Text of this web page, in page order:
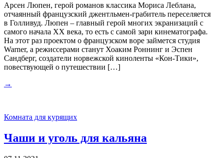
Арсен Люпен, герой романов классика Мориса Леблана,
отчаянный французский джентльмен-грабитель переселяется
в Голливуд. Люпен – главный герой многих экранизаций с
самого начала ХХ века, то есть с самой зари кинематографа.
На этот раз проектом о французском воре займется студия
Warner, а режиссерами станут Хоаким Роннинг и Эспен
Сандберг, создатели норвежской киноленты «Кон-Тики»,
повествующей о путешествии […]
→
Комната для курящих
Чаши и уголь для кальяна